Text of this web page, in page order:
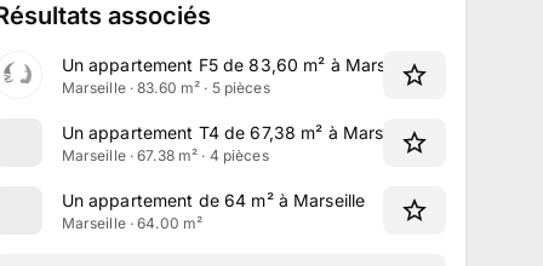
associés
Un appartement F5 de 83,60 m² à Marseille
Marseille · 83.60 m² · 5 pièces
Un appartement T4 de 67,38 m² à Marseille
Marseille · 67.38 m² · 4 pièces
Un appartement de 64 m² à Marseille
Marseille · 64.00 m²